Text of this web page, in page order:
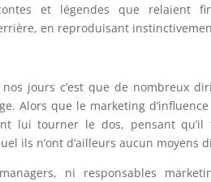
et légendes que relaient
en reproduisant
jours c’est que de nombreux
Alors que le marketing
lui tourner le dos, pensant qu’il
ils n’ont d’ailleurs aucun moyens
ni responsables